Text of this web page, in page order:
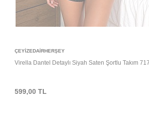
Sepete Ekle
ÇEYIZEDAIRHERŞEY
Virella Dantel Detaylı Siyah Saten Şortlu Takım
599,00 TL